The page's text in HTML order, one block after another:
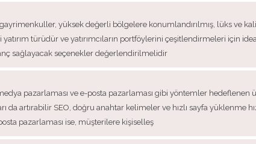
yüksek değerli bölgelere konumlandırılmış, lüks ve
türüdür ve yatırımcıların portföylerini çeşitlendirmeleri için
sağlayacak seçenekler değerlendirilmelidir
pazarlaması ve e-posta pazarlaması gibi yöntemler
da artırabilir SEO, doğru anahtar kelimeler ve hızlı sayfa yüklenme
pazarlaması ise, müşterilere kişiselleş